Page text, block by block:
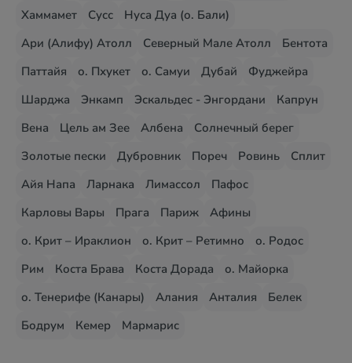
Хаммамет
Сусс
Нуса Дуа (о. Бали)
Ари (Алифу) Атолл
Северный Мале Атолл
Бентота
Паттайя
о. Пхукет о. Самуи Дубай
Фуджейра
Шарджа
Энкамп Эскальдес - Энгордани
Капрун
Вена
Цель ам Зее Албена
Солнечный берег
Золотые пески
Дубровник Пореч Ровинь
Сплит
Айя Напа
Ларнака Лимассол
Пафос
Карловы Вары
Прага Париж
Афины
о. Крит – Ираклион
о. Крит – Ретимно
о. Родос
Рим
Коста Брава Коста Дорада
о. Майорка
о. Тенерифе (Канары)
Алания Анталия
Белек
Бодрум
Кемер Мармарис